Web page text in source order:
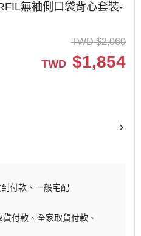
無袖側口袋背心套裝-
TWD $2,060
TWD $1,854
到付款
一般宅配
貨付款
全家取貨付款